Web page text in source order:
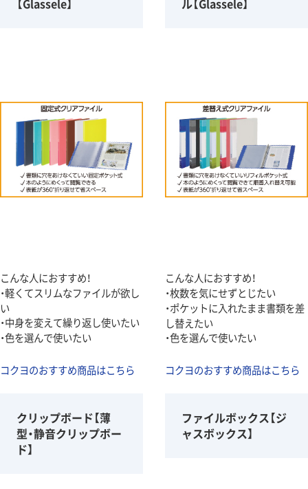
【Glassele】
こんな人におすすめ！
・軽くてスリムなファイルが欲し
い
・中身を変えて繰り返し使いたい
・色を選んで使いたい
コクヨのおすすめ商品はこちら
ル【Glassele】
こんな人におすすめ！
・枚数を気にせずとじたい
・ポケットに入れたまま書類を差
し替えたい
・色を選んで使いたい
コクヨのおすすめ商品はこちら
クリップボード【薄
型・静音クリップボー
ド】
ファイルボックス【ジ
ャスボックス】